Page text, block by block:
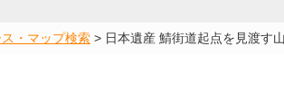
ス・マップ検索 > 日本遺産 鯖街道起点を見渡す